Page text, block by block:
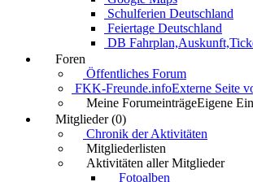
Schulferien Deutschland
Feiertage Deutschland
DB
Foren
Öffentliches Forum
FKK-Freunde.infoExterne Seite
Meine ForumeinträgeEigene
Mitglieder (0)
Chronik der Aktivitäten
Mitgliederlisten
Aktivitäten aller Mitglieder
Fotoalben